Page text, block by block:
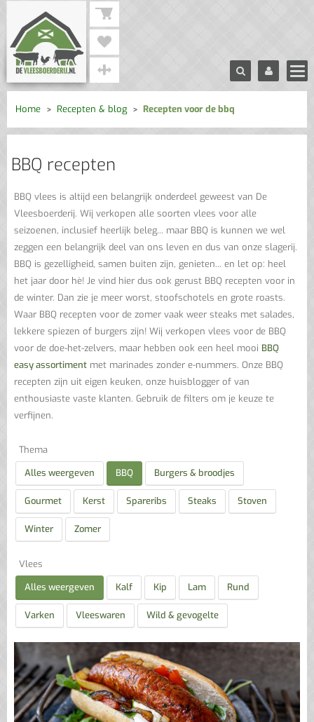
Home Recepten & blog Recepten voor de bbq
BBQ recepten
BBQ vlees is altijd een belangrijk onderdeel geweest van De
Vleesboerderij. Wij verkopen alle soorten vlees voor alle
seizoenen, inclusief heerlijk beleg... maar BBQ is kunnen we wel
zeggen een belangrijk deel van ons leven en dus van onze slagerij.
BBQ is gezelligheid, samen buiten zijn, genieten... en let op: heel
het jaar door hè! Je vind hier dus ook gerust BBQ recepten voor in
de winter. Dan zie je meer worst, stoofschotels en grote roasts.
Waar BBQ recepten voor de zomer vaak weer steaks met salades,
lekkere spiezen of burgers zijn! Wij verkopen vlees voor de BBQ
voor de doe-het-zelvers, maar hebben ook een heel mooi BBQ
easy assortiment met marinades zonder e-nummers. Onze BBQ
recepten zijn uit eigen keuken, onze huisblogger of van
enthousiaste vaste klanten. Gebruik de filters om je keuze te
verfijnen.
Thema
Alles weergeven
BBQ Burgers & broodjes
Gourmet Kerst Spareribs Steaks Stoven
Winter Zomer
Vlees
Alles weergeven
Kalf Kip Lam Rund
Varken Vleeswaren Wild & gevogelte